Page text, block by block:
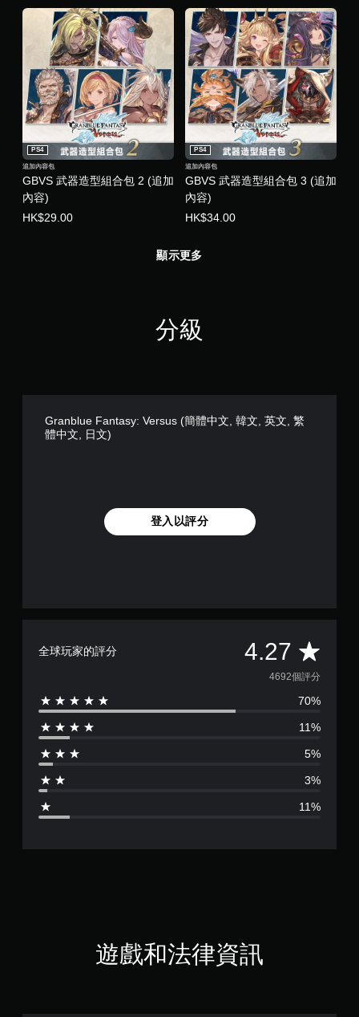
GBVS 武器造型組合包 2 (追加
內容)
PS4
追加內容包
HK$29.00
GBVS 武器造型組合包 3 (追加
內容)
PS4
追加內容包
HK$34.00
顯示更多
分級
Granblue Fantasy: Versus (簡體中文, 韓文, 英文, 繁
體中文, 日文)
登入以評分
全球玩家的評分 4.27 平
均
評
分
4
2
4692個評分
70%
11%
5%
3%
11%
遊戲和法律資訊